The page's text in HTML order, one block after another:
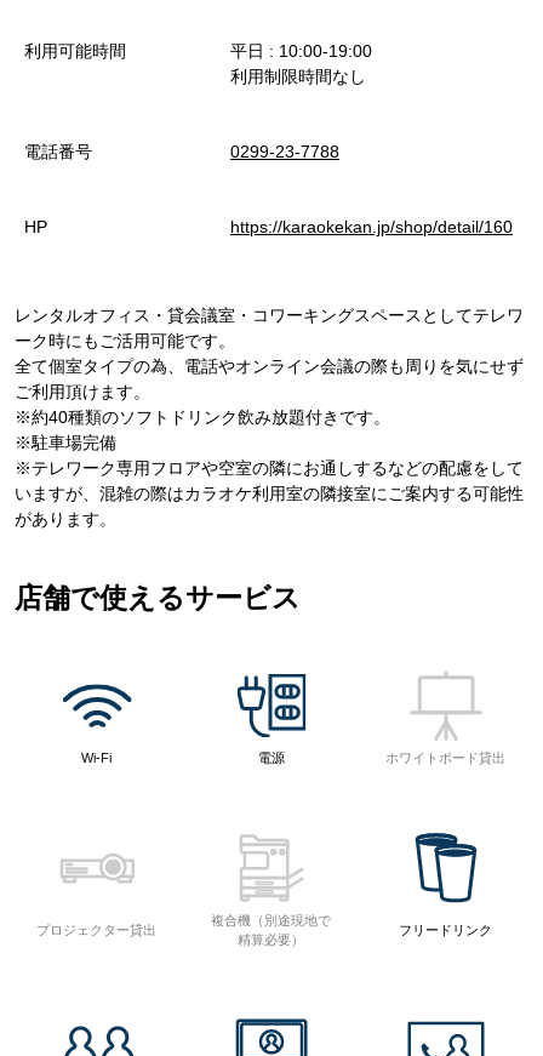
利用可能時間
平日 : 10:00-19:00
利用制限時間なし
電話番号 0299-23-7788
HP https://karaokekan.jp/shop/detail/160
レンタルオフィス・貸会議室・コワーキングスペースとしてテレワ
ーク時にもご活用可能です。
全て個室タイプの為、電話やオンライン会議の際も周りを気にせず
ご利用頂けます。
※約40種類のソフトドリンク飲み放題付きです。
※駐車場完備
※テレワーク専用フロアや空室の隣にお通しするなどの配慮をして
いますが、混雑の際はカラオケ利用室の隣接室にご案内する可能性
があります。
店舗で使えるサービス
Wi-Fi 電源 ホワイトボード貸出
プロジェクター貸出
複合機（別途現地で
精算必要）
フリードリンク